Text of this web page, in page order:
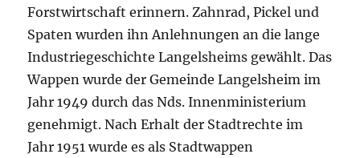
Forstwirtschaft erinnern. Zahnrad, Pickel und
Spaten wurden ihn Anlehnungen an die lange
Industriegeschichte Langelsheims gewählt. Das
Wappen wurde der Gemeinde Langelsheim im
Jahr 1949 durch das Nds. Innenministerium
genehmigt. Nach Erhalt der Stadtrechte im
Jahr 1951 wurde es als Stadtwappen